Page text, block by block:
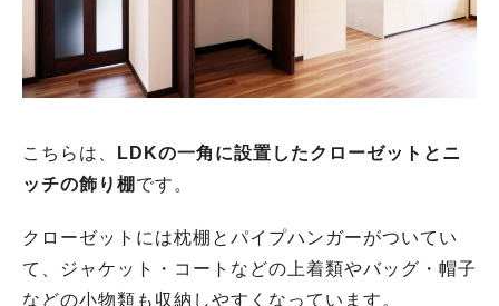
こちらは、
LDKの一角に設置したクローゼットとニ
ッチの飾り棚 です。
クローゼットには枕棚とパイプハンガーがついてい
て、ジャケット・コートなどの上着類やバッグ・帽子
などの小物類も収納しやすくなっています。